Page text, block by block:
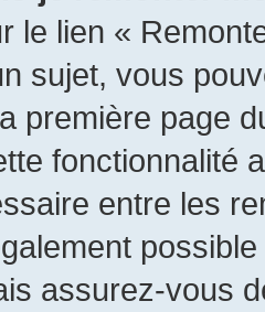
le lien «
sujet, vous
première page
fonctionnalité
entre les
assurez-vous